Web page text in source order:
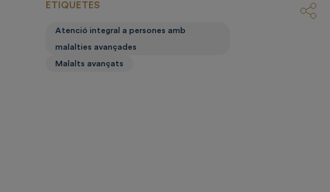
ETIQUETES
Atenció integral a persones amb
malalties avançades
Malalts avançats